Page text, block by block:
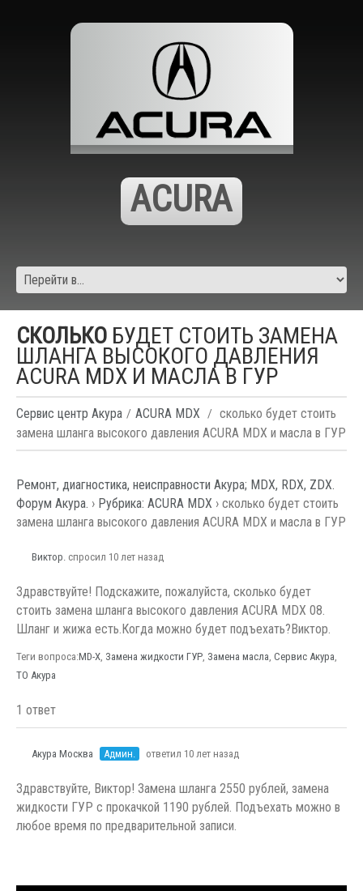
ACURA
СКОЛЬКО БУДЕТ СТОИТЬ ЗАМЕНА
ШЛАНГА ВЫСОКОГО ДАВЛЕНИЯ
ACURA MDX И МАСЛА В ГУР
Сервис центр Акура ACURA MDX
сколько будет стоить
замена шланга высокого давления ACURA MDX и масла в ГУР
Ремонт, диагностика, неисправности Акура; MDX, RDX, ZDX.
Форум Акура. › Рубрика: ACURA MDX › сколько будет стоить
замена шланга высокого давления ACURA MDX и масла в ГУР
Виктор. спросил 10 лет назад
Здравствуйте! Подскажите, пожалуйста, сколько будет
стоить замена шланга высокого давления ACURA MDX 08.
Шланг и жижа есть.Когда можно будет подъехать?Виктор.
Теги вопроса:MD-X, Замена жидкости ГУР, Замена масла, Сервис Акура,
ТО Акура
1 ответ
Акура Москва Админ. ответил 10 лет назад
Здравствуйте, Виктор! Замена шланга 2550 рублей, замена
жидкости ГУР с прокачкой 1190 рублей. Подъехать можно в
любое время по предварительной записи.